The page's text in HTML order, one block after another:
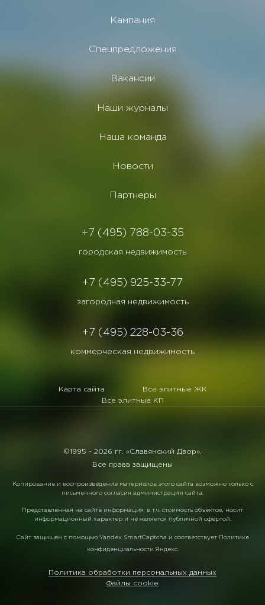
Кампания
Спецпредложения
Вакансии
Наши журналы
Наша команда
Новости
Партнеры
+7 (495) 788-03-35
городская недвижимость
+7 (495) 925-33-77
загородная недвижимость
+7 (495) 228-03-36
коммерческая недвижимость
Карта сайта
Все элитные ЖК
Все элитные КП
©1995 - 2026 гг. «Славянский Двор».
Все права защищены
Копирование и воспроизведение материалов этого сайта возможно только с
письменного согласия администрации сайта.
Представленная на сайте информация, в т.ч. стоимость объектов, носит
информационный характер и не является публичной офертой.
Сайт защищен с помощью Yandex SmartCaptcha и соответствует Политике
конфиденциальности Яндекс.
Политика обработки персональных данных
Файлы cookie